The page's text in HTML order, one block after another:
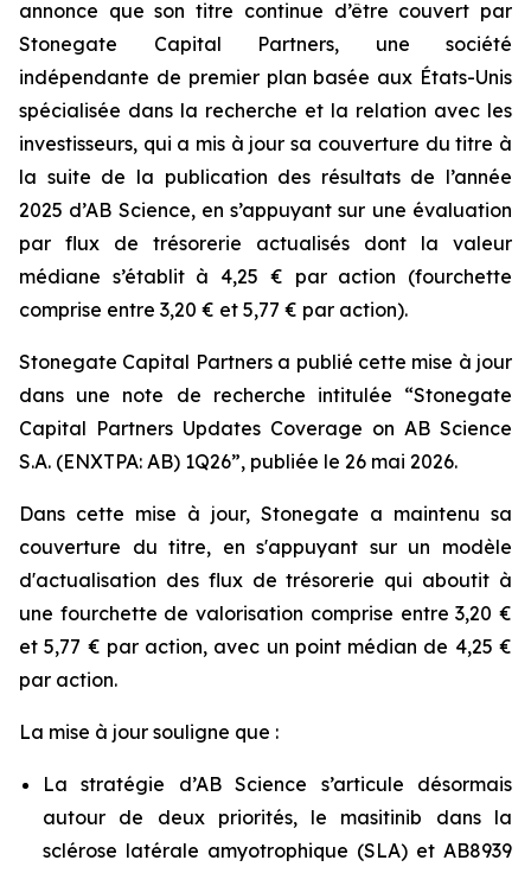
annonce que son titre continue d’être couvert par
Stonegate Capital Partners, une société
indépendante de premier plan basée aux États-Unis
spécialisée dans la recherche et la relation avec les
investisseurs, qui a mis à jour sa couverture du titre à
la suite de la publication des résultats de l’année
2025 d’AB Science, en s’appuyant sur une évaluation
par flux de trésorerie actualisés dont la valeur
médiane s’établit à 4,25 € par action (fourchette
comprise entre 3,20 € et 5,77 € par action).
Stonegate Capital Partners a publié cette mise à jour
dans une note de recherche intitulée “Stonegate
Capital Partners Updates Coverage on AB Science
S.A. (ENXTPA: AB) 1Q26”, publiée le 26 mai 2026.
Dans cette mise à jour, Stonegate a maintenu sa
couverture du titre, en s'appuyant sur un modèle
d'actualisation des flux de trésorerie qui aboutit à
une fourchette de valorisation comprise entre 3,20 €
et 5,77 € par action, avec un point médian de 4,25 €
par action.
La mise à jour souligne que :
La stratégie d’AB Science s’articule désormais
autour de deux priorités, le masitinib dans la
sclérose latérale amyotrophique (SLA) et AB8939